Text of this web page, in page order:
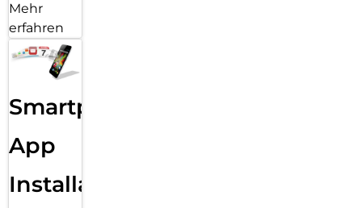
Mehr
erfahren
Smartphone
App
Installation